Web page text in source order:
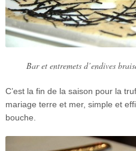
Bar et entremets d’endives
C’est la fin de la saison pour la
mariage terre et mer, simple et
bouche.